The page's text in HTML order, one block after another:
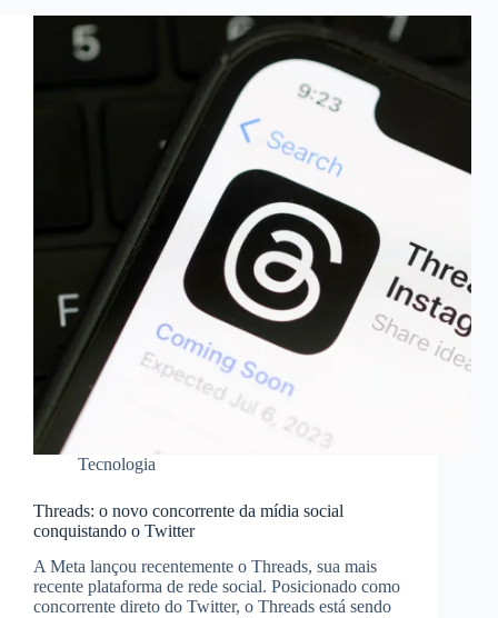
Tecnologia
Threads: o novo concorrente da mídia social
conquistando o Twitter
A Meta lançou recentemente o Threads, sua mais
recente plataforma de rede social. Posicionado como
concorrente direto do Twitter, o Threads está sendo